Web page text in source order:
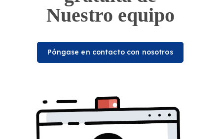
Nuestro equipo
Póngase en contacto con nosotros